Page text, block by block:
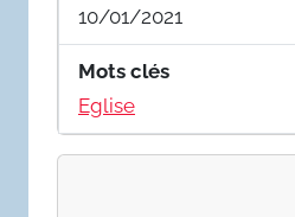
10/01/2021
Mots clés
Eglise